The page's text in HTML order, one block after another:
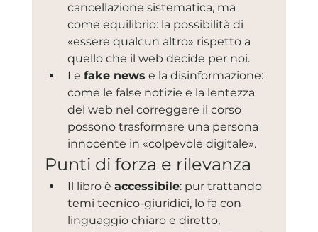
cancellazione sistematica, ma
come equilibrio: la possibilità di
«essere qualcun altro» rispetto a
quello che il web decide per noi.
Le fake news e la disinformazione:
come le false notizie e la lentezza
del web nel correggere il corso
possono trasformare una persona
innocente in «colpevole digitale».
Punti di forza e rilevanza
Il libro è accessibile: pur trattando
temi tecnico-giuridici, lo fa con
linguaggio chiaro e diretto,